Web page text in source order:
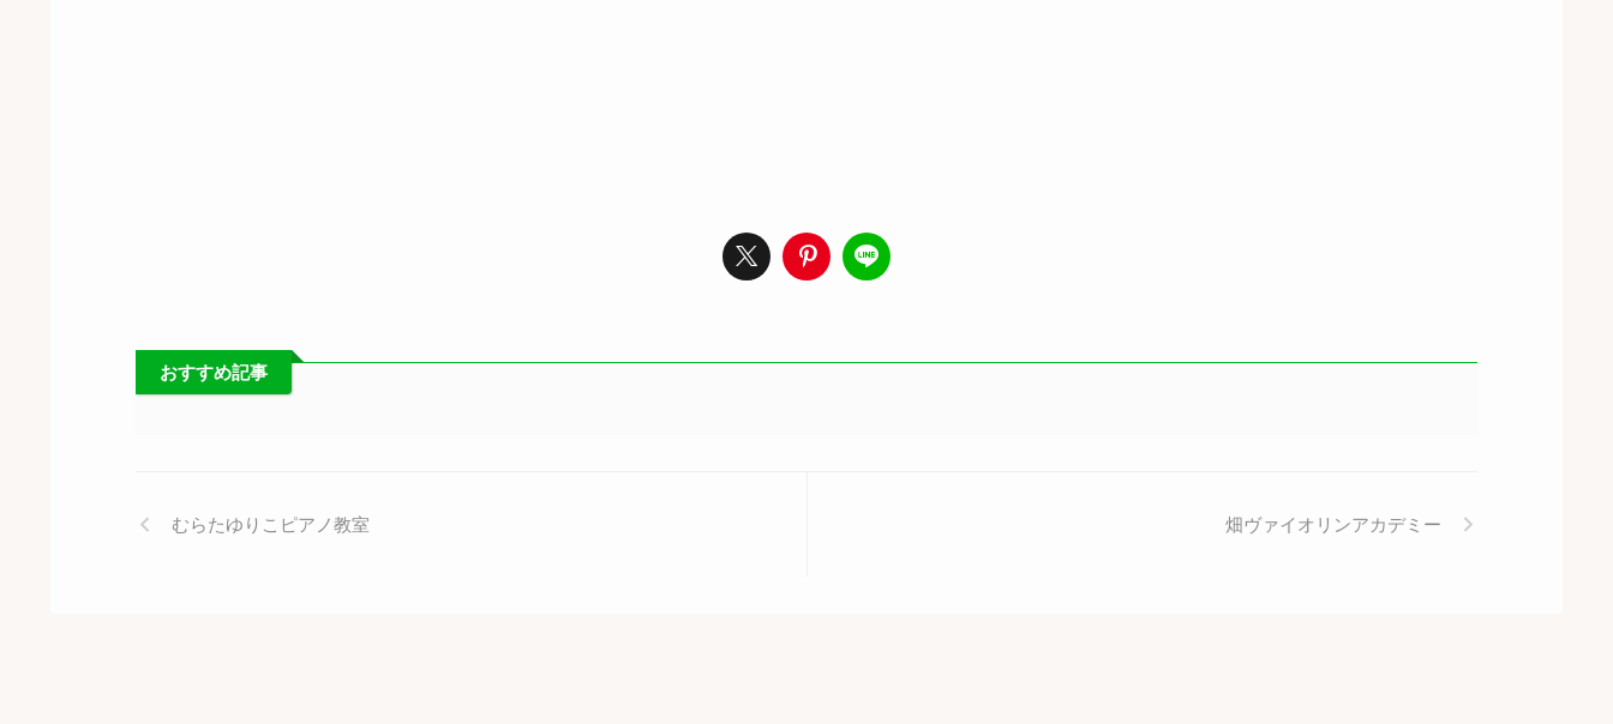
おすすめ記事
むらたゆりこピアノ教室 畑ヴァイオリンアカデミー